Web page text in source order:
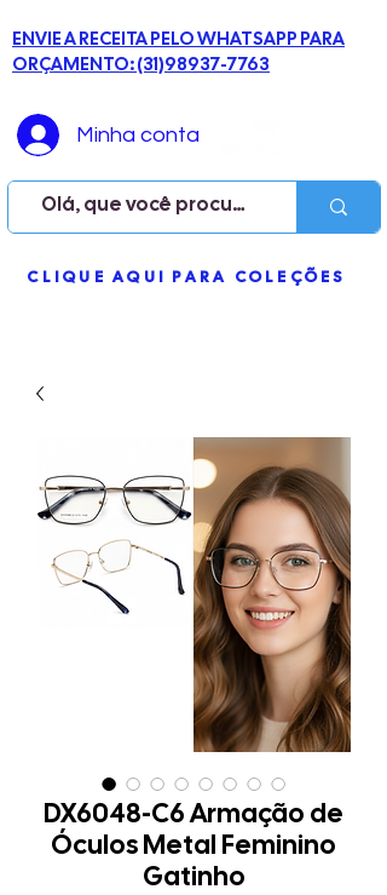
CLIQUE AQUI PARA COLEÇÕES
ME
NU
ENVIE A RECEITA PELO WHATSAPP PARA
ORÇAMENTO: (31)98937-7763
Minha conta
DX6048-C6 Armação de
Óculos Metal Feminino
Gatinho